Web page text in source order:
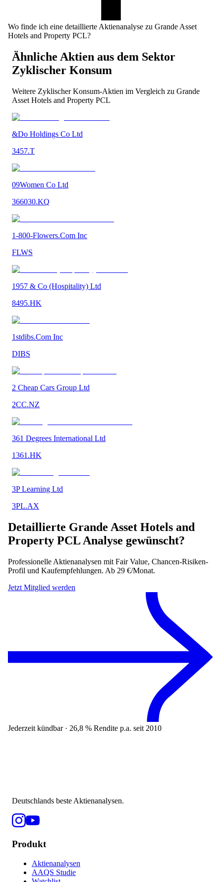
Wo finde ich eine detaillierte Aktienanalyse zu Grande Asset
Hotels and Property PCL?
Ähnliche Aktien aus dem Sektor
Zyklischer Konsum
Weitere Zyklischer Konsum-Aktien im Vergleich zu Grande
Asset Hotels and Property PCL
&Do Holdings Co Ltd
3457.T
09Women Co Ltd
366030.KQ
1-800-Flowers.Com Inc
FLWS
1957 & Co (Hospitality) Ltd
8495.HK
1stdibs.Com Inc
DIBS
2 Cheap Cars Group Ltd
2CC.NZ
361 Degrees International Ltd
1361.HK
3P Learning Ltd
3PL.AX
Detaillierte Grande Asset Hotels and
Property PCL Analyse gewünscht?
Professionelle Aktienanalysen mit Fair Value, Chancen-Risiken-
Profil und Kaufempfehlungen. Ab 29 €/Monat.
Jetzt Mitglied werden
Jederzeit kündbar · 26,8 % Rendite p.a. seit 2010
Deutschlands beste Aktienanalysen.
Produkt
Aktienanalysen
AAQS Studie